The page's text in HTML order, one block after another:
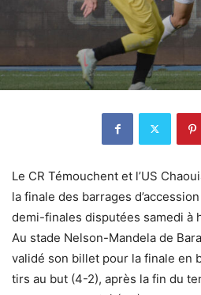
Le CR Témouchent et l’US
la finale des barrages
demi-finales disputées samedi à
Au stade Nelson-Mandela de
validé son billet pour la finale en
tirs au but (4-2), après la fin du